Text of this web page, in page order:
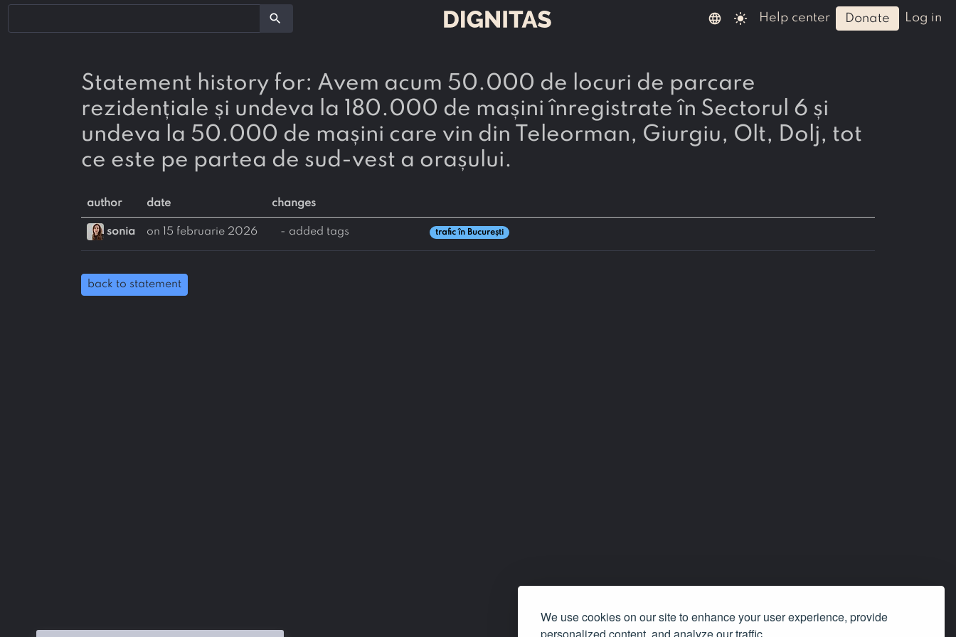
We use cookies on our site to enhance your user experience, provide
search language light_mode help center donate log in
Statement history for: Avem acum 50.000 de locuri de parcare
rezidențiale și undeva la 180.000 de mașini înregistrate în Sectorul 6 și
undeva la 50.000 de mașini care vin din Teleorman, Giurgiu, Olt, Dolj, tot
ce este pe partea de sud-vest a orașului.
author date changes
sonia on 15 februarie 2026 - added tags trafic în București
back to statement